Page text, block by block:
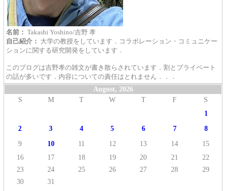
名前： Takashi Yoshino/吉野 孝
自己紹介： 大学の教授をしています．コラボレーション・コミュニケー
ションに関する研究開発をしています．
このブログは吉野孝の雑文が書き散らされています．割とプライベート
の話が多いです．内容についての責任はとれません．．．
August, 2026
S
M T W T F
S
1
2
3 4 5 6 7
8
9
10 11 12 13 14
15
16
17 18 19 20 21
22
23
24 25 26 27 28
29
30
31